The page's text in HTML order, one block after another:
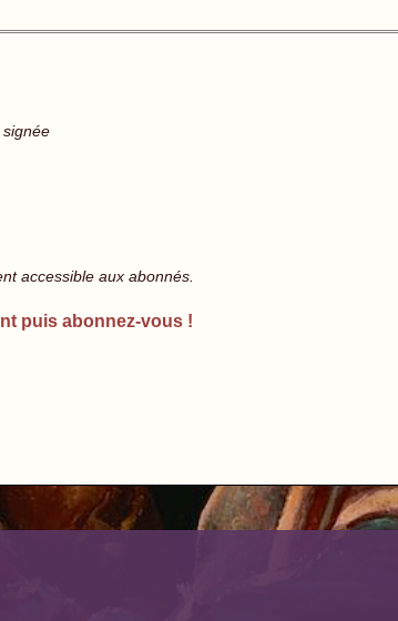
accessible aux abonnés.
puis abonnez-vous !